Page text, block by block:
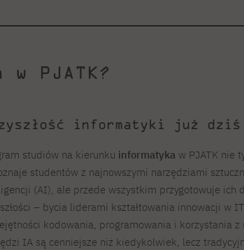
PJATK?
informatyki już dziś
studiów na kierunku informatykaw PJATK nie
studentów z najnowszymi narzędziami
(AI), ale przede wszystkim przygotowuje ich
– bycia liderami kształtowania innowacji w
kodowania, programowania i korzystania z
IA są cenniejsze niż kiedykolwiek, lecz